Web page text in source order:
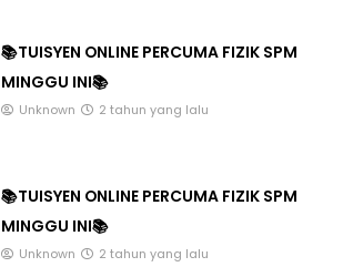
📚TUISYEN ONLINE PERCUMA FIZIK SPM
MINGGU INI📚
Unknown 2 tahun yang lalu
📚TUISYEN ONLINE PERCUMA FIZIK SPM
MINGGU INI📚
Unknown 2 tahun yang lalu